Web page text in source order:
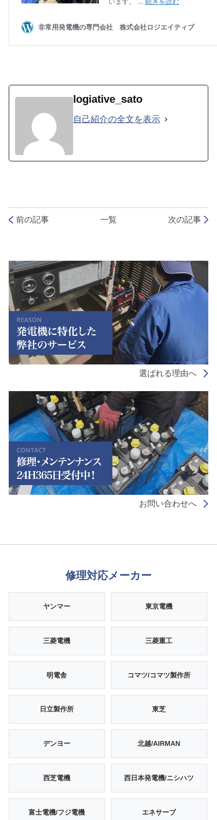
logiative_sato
自己紹介の全文を表示
前の記事 一覧 次の記事
選ばれる理由へ
お問い合わせへ
修理対応メーカー
ヤンマー 東京電機
三菱電機 三菱重工
明電舎 コマツ/コマツ製作所
日立製作所 東芝
デンヨー 北越/AIRMAN
西芝電機 西日本発電機/ニシハツ
富士電機/フジ電機 エネサーブ